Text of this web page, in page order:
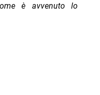
è avvenuto lo